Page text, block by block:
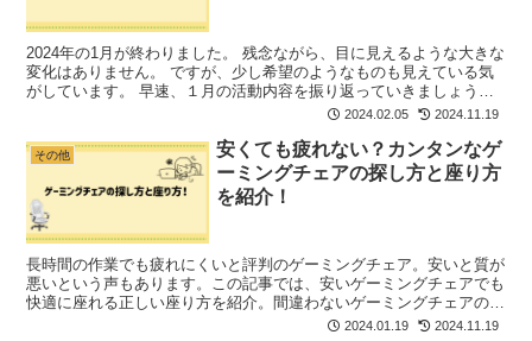
2024年の1月が終わりました。 残念ながら、目に見えるような大きな
変化はありません。 ですが、少し希望のようなものも見えている気
がしています。 早速、１月の活動内容を振り返っていきましょう。
1月収入 1月の収入の合計は以下の通りです。 ...2024.02.05 2024.11.19
その他
安くても疲れない？カンタンなゲ
ーミングチェアの探し方と座り方
を紹介！
長時間の作業でも疲れにくいと評判のゲーミングチェア。安いと質が
悪いという声もあります。この記事では、安いゲーミングチェアでも
快適に座れる正しい座り方を紹介。間違わないゲーミングチェアの探
し方までまとめました。勉強や仕事で使いたい方にも、おすすめの記
2024.01.19 2024.11.19